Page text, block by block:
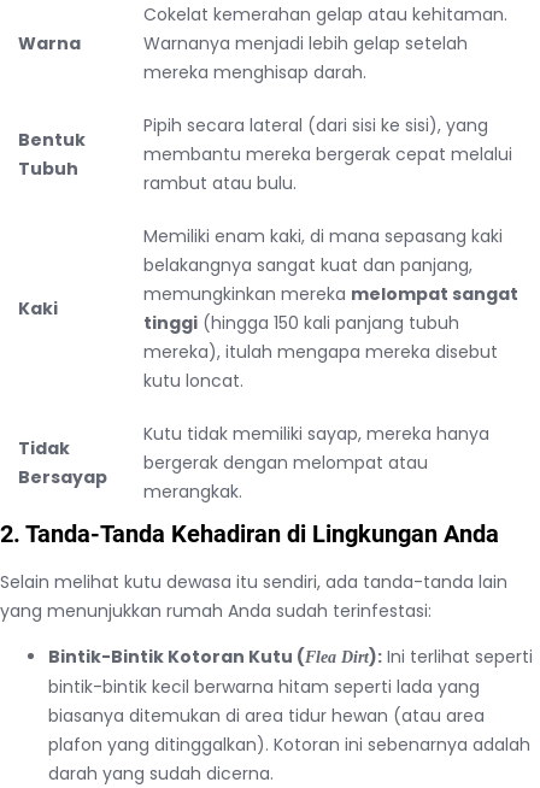
Warna
Cokelat kemerahan gelap atau kehitaman.
Warnanya menjadi lebih gelap setelah
mereka menghisap darah.
Bentuk
Tubuh
Pipih secara lateral (dari sisi ke sisi), yang
membantu mereka bergerak cepat melalui
rambut atau bulu.
Kaki
Memiliki enam kaki, di mana sepasang kaki
belakangnya sangat kuat dan panjang,
memungkinkan mereka melompat sangat
tinggi (hingga 150 kali panjang tubuh
mereka), itulah mengapa mereka disebut
kutu loncat.
Tidak
Bersayap
Kutu tidak memiliki sayap, mereka hanya
bergerak dengan melompat atau
merangkak.
2. Tanda-Tanda Kehadiran di Lingkungan Anda
Selain melihat kutu dewasa itu sendiri, ada tanda-tanda lain
yang menunjukkan rumah Anda sudah terinfestasi:
Bintik-Bintik Kotoran Kutu (Flea Dirt): Ini terlihat seperti
bintik-bintik kecil berwarna hitam seperti lada yang
biasanya ditemukan di area tidur hewan (atau area
plafon yang ditinggalkan). Kotoran ini sebenarnya adalah
darah yang sudah dicerna.